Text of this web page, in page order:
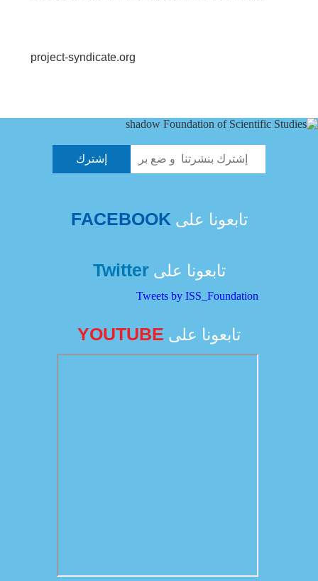
project-syndicate.org
تابعونا على FACEBOOK
تابعونا علىTwitter
Tweets by ISS_Foundation
تابعونا على YOUTUBE